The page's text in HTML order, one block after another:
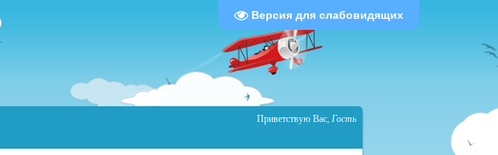
Версия для слабовидящих
Приветствую Вас, Гость